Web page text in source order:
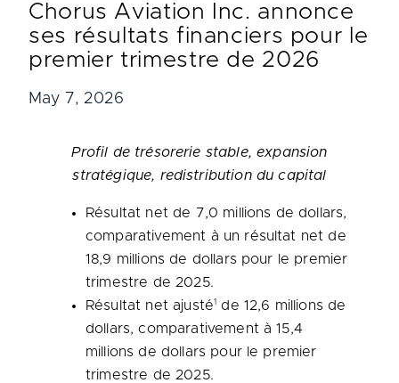
Chorus Aviation Inc. annonce
ses résultats financiers pour le
premier trimestre de 2026
May 7, 2026
Profil de trésorerie stable, expansion
stratégique, redistribution du capital
Résultat net de 7,0 millions de dollars,
comparativement à un résultat net de
18,9 millions de dollars pour le premier
trimestre de 2025.
Résultat net ajusté1 de 12,6 millions de
dollars, comparativement à 15,4
millions de dollars pour le premier
trimestre de 2025.